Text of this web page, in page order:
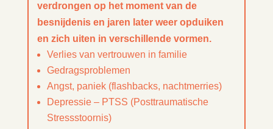
verdrongen op het moment van de
besnijdenis en jaren later weer opduiken
en zich uiten in verschillende vormen.
Verlies van vertrouwen in familie
Gedragsproblemen
Angst, paniek (flashbacks, nachtmerries)
Depressie – PTSS (Posttraumatische
Stressstoornis)